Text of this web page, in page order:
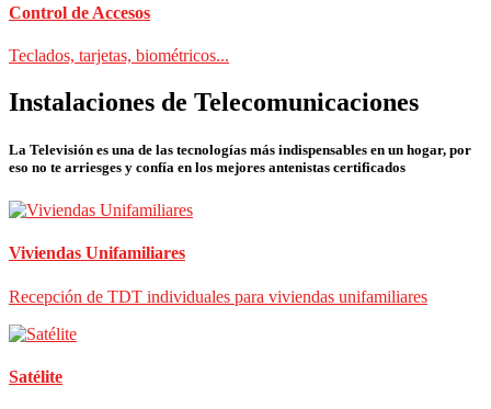
Control de Accesos
Teclados, tarjetas, biométricos...
Instalaciones de Telecomunicaciones
La Televisión es una de las tecnologías más indispensables en un hogar, por
eso no te arriesges y confía en los mejores antenistas certificados
Viviendas Unifamiliares
Recepción de TDT individuales para viviendas unifamiliares
Satélite